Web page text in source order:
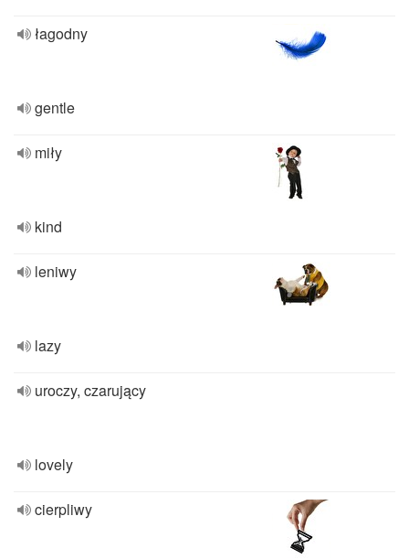
łagodny
gentle
miły
kind
leniwy
lazy
uroczy, czarujący
lovely
cierpliwy